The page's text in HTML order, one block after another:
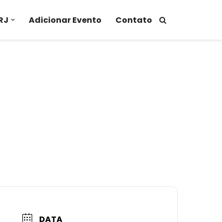
Adicionar Evento Contato
DATA